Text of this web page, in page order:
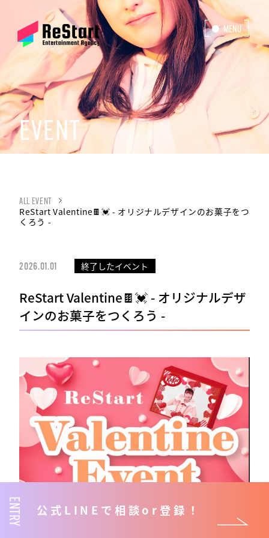
MENU
CLOSE
EVENT
ALL EVENT
ReStart Valentine🍫💓 - オリジナルデザインのお菓子をつ
くろう -
2026.01.01 終了したイベント
ReStart Valentine🍫💓 - オリジナルデザ
インのお菓子をつくろう -
ENTRY 公式LINEで相談or登録！